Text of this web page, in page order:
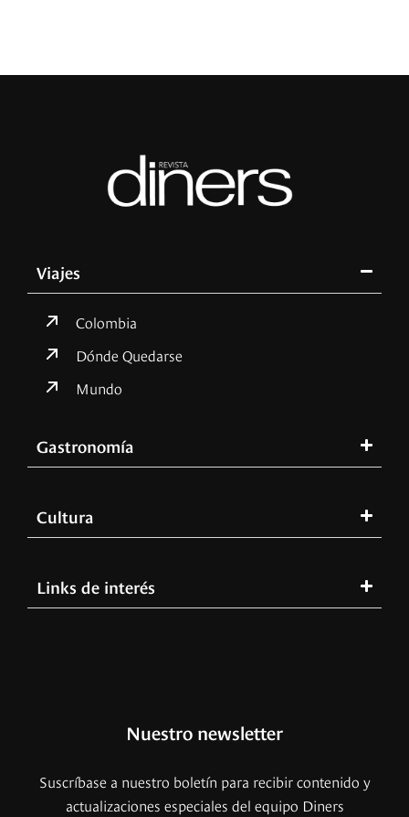
Viajes
Colombia
Dónde Quedarse
Mundo
Gastronomía
Cultura
Links de interés
Nuestro newsletter
Suscríbase a nuestro boletín para recibir contenido y
actualizaciones especiales del equipo Diners